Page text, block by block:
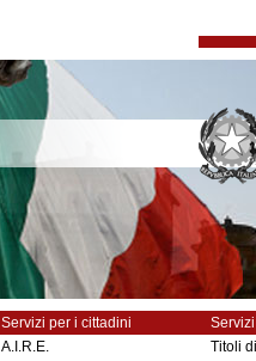
Servizi per i cittadini
A.I.R.E.
Servizi
Titoli